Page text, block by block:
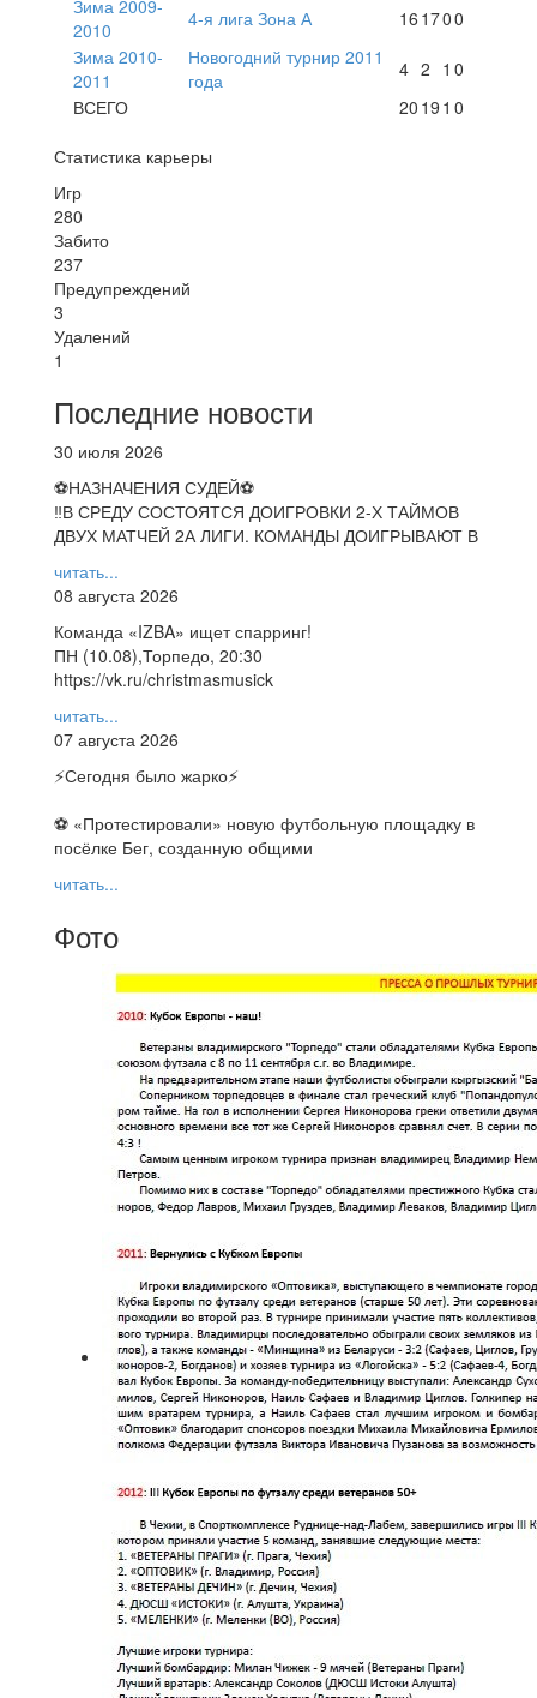
Зима 2009-
2010
4-я лига Зона А 16 1700
Зима 2010-
2011
Новогодний турнир 2011
года
4 2 1 0
ВСЕГО
20 19 1 0
Статистика карьеры
Игр
280
Забито
237
Предупреждений
3
Удалений
1
Последние новости
30 июля 2026
⚽НАЗНАЧЕНИЯ СУДЕЙ⚽
‼В СРЕДУ СОСТОЯТСЯ ДОИГРОВКИ 2-Х ТАЙМОВ
ДВУХ МАТЧЕЙ 2А ЛИГИ. КОМАНДЫ ДОИГРЫВАЮТ В
читать...
08 августа 2026
Команда «IZBA» ищет спарринг!
ПН (10.08),Торпедо, 20:30
https://vk.ru/christmasmusick
читать...
07 августа 2026
⚡️Сегодня было жарко⚡️
⚽ ️«Протестировали» новую футбольную площадку в
посёлке Бег, созданную общими
читать...
Фото